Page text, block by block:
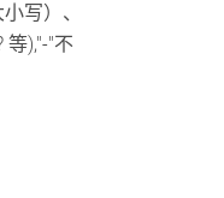
写）、
),"-"不